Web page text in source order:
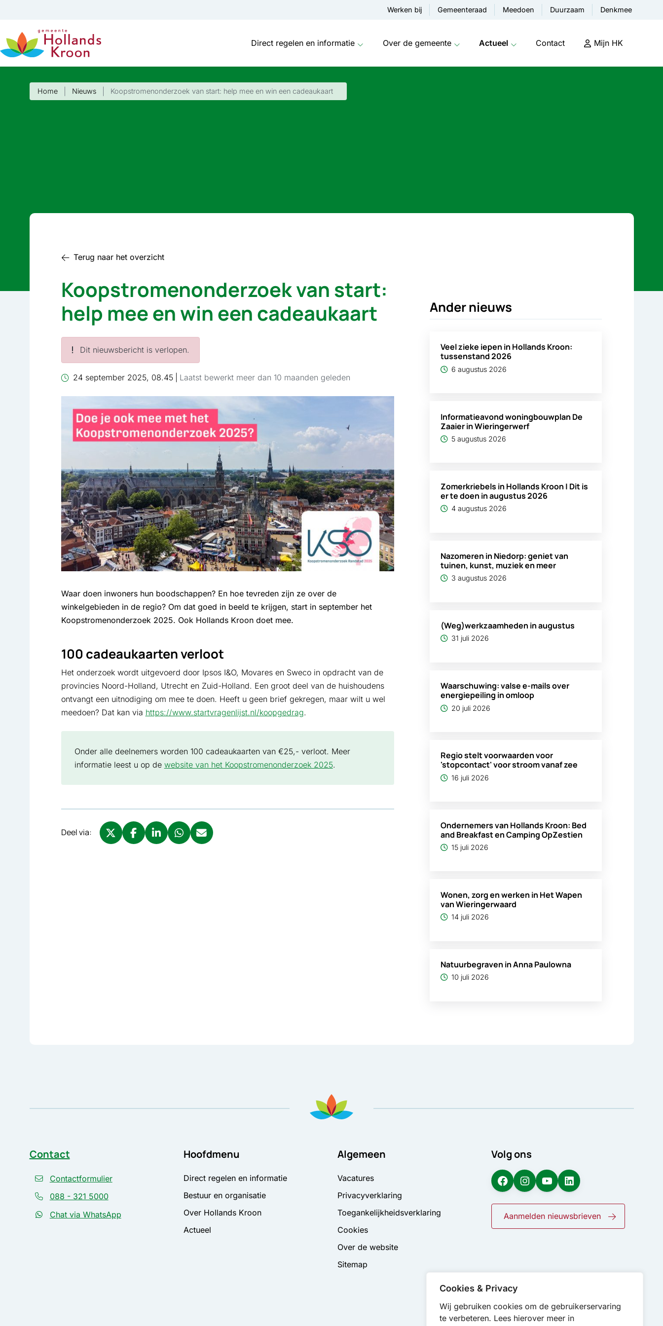
Cookies & Privacy
Wij gebruiken cookies om de gebruikerservaring
te verbeteren. Lees hierover meer in
Werken bij Gemeenteraad Meedoen Duurzaam Denkmee
Direct regelen en informatie Over de gemeente Actueel Contact Mijn HK
Home Nieuws Koopstromenonderzoek van start: help mee en win een cadeaukaart
Terug naar het overzicht
Koopstromenonderzoek van start:
help mee en win een cadeaukaart
Dit nieuwsbericht is verlopen.
24 september 2025, 08.45 Laatst bewerkt meer dan 10 maanden geleden
Waar doen inwoners hun boodschappen? En hoe tevreden zijn ze over de
winkelgebieden in de regio? Om dat goed in beeld te krijgen, start in september het
Koopstromenonderzoek 2025. Ook Hollands Kroon doet mee.
100 cadeaukaarten verloot
Het onderzoek wordt uitgevoerd door Ipsos I&O, Movares en Sweco in opdracht van de
provincies Noord-Holland, Utrecht en Zuid-Holland. Een groot deel van de huishoudens
ontvangt een uitnodiging om mee te doen. Heeft u geen brief gekregen, maar wilt u wel
meedoen? Dat kan via https://www.startvragenlijst.nl/koopgedrag.
Onder alle deelnemers worden 100 cadeaukaarten van €25,- verloot. Meer
informatie leest u op de website van het Koopstromenonderzoek 2025.
Deel via:
Ander nieuws
Veel zieke iepen in Hollands Kroon:
tussenstand 2026
6 augustus 2026
Informatieavond woningbouwplan De
Zaaier in Wieringerwerf
5 augustus 2026
Zomerkriebels in Hollands Kroon | Dit is
er te doen in augustus 2026
4 augustus 2026
Nazomeren in Niedorp: geniet van
tuinen, kunst, muziek en meer
3 augustus 2026
(Weg)werkzaamheden in augustus
31 juli 2026
Waarschuwing: valse e-mails over
energiepeiling in omloop
20 juli 2026
Regio stelt voorwaarden voor
'stopcontact' voor stroom vanaf zee
16 juli 2026
Ondernemers van Hollands Kroon: Bed
and Breakfast en Camping OpZestien
15 juli 2026
Wonen, zorg en werken in Het Wapen
van Wieringerwaard
14 juli 2026
Natuurbegraven in Anna Paulowna
10 juli 2026
Contact
Contactformulier
088 - 321 5000
Chat via WhatsApp
Hoofdmenu
Direct regelen en informatie
Bestuur en organisatie
Over Hollands Kroon
Actueel
Algemeen
Vacatures
Privacyverklaring
Toegankelijkheidsverklaring
Cookies
Over de website
Sitemap
Volg ons
Facebook
Instagram
YouTubeLinkedIn
Aanmelden nieuwsbrieven